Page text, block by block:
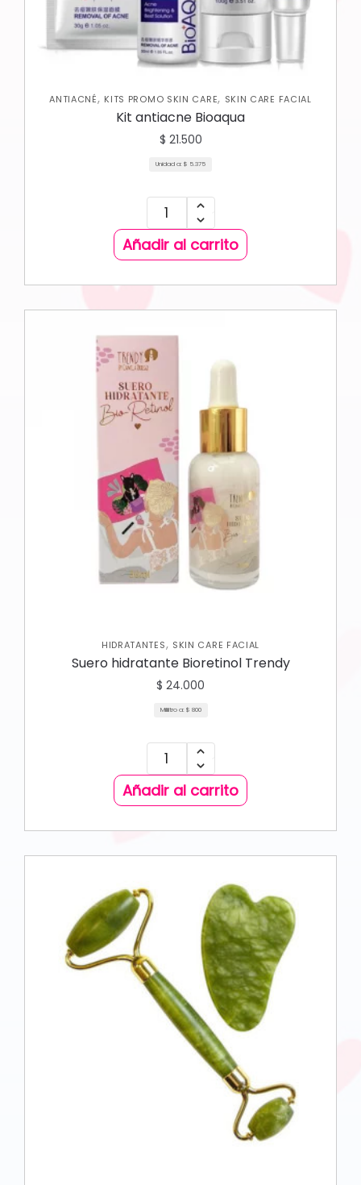
ANTIACNÉ, KITS PROMO SKIN CARE, SKIN CARE FACIAL
Kit antiacne Bioaqua
$ 21.500
Unidad a: $ 5.375
Añadir al carrito
HIDRATANTES, SKIN CARE FACIAL
Suero hidratante Bioretinol Trendy
$ 24.000
Mililitro a: $ 800
Añadir al carrito